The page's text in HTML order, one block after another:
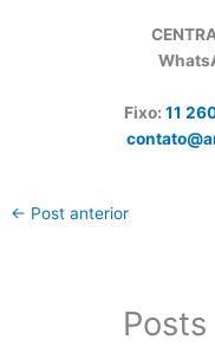
Fixo: 11
← Post anterior